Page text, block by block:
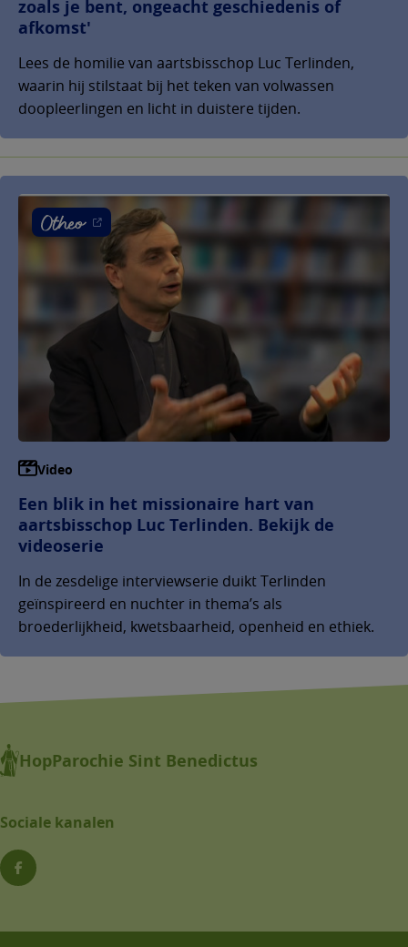
zoals je bent, ongeacht geschiedenis of
afkomst'
Lees de homilie van aartsbisschop Luc Terlinden,
waarin hij stilstaat bij het teken van volwassen
doopleerlingen en licht in duistere tijden.
Video
Een blik in het missionaire hart van
aartsbisschop Luc Terlinden. Bekijk de
videoserie
In de zesdelige interviewserie duikt Terlinden
geïnspireerd en nuchter in thema’s als
broederlijkheid, kwetsbaarheid, openheid en ethiek.
HopParochie Sint Benedictus
Sociale kanalen